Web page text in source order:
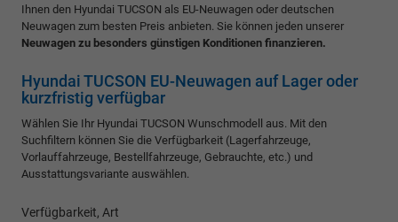
Ihnen den Hyundai TUCSON als EU-Neuwagen oder deutschen
Neuwagen zum besten Preis anbieten. Sie können jeden unserer
Neuwagen zu besonders günstigen Konditionen finanzieren.
Hyundai TUCSON EU-Neuwagen auf Lager oder
kurzfristig verfügbar
Wählen Sie Ihr Hyundai TUCSON Wunschmodell aus. Mit den
Suchfiltern können Sie die Verfügbarkeit (Lagerfahrzeuge,
Vorlauffahrzeuge, Bestellfahrzeuge, Gebrauchte, etc.) und
Ausstattungsvariante auswählen.
Verfügbarkeit, Art